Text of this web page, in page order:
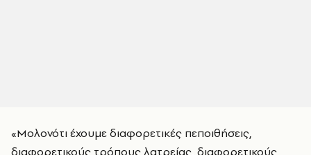
«Μολονότι έχουμε διαφορετικές πεποιθήσεις,
διαφορετικούς τρόπους λατρείας, διαφορετικούς